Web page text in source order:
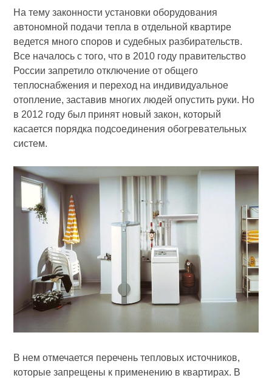
На тему законности установки оборудования
автономной подачи тепла в отдельной квартире
ведется много споров и судебных разбирательств.
Все началось с того, что в 2010 году правительство
России запретило отключение от общего
теплоснабжения и переход на индивидуальное
отопление, заставив многих людей опустить руки. Но
в 2012 году был принят новый закон, который
касается порядка подсоединения обогревательных
систем.
В нем отмечается перечень тепловых источников,
которые запрещены к применению в квартирах. В